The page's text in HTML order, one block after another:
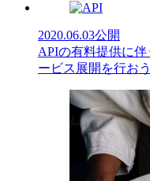
2020.06.03公開
APIの有料提供に
ービス展開を行おう